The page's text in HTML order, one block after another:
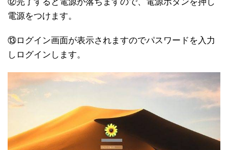
電源をつけます。
⑬ログイン画面が表示されますのでパスワードを入力
しログインします。